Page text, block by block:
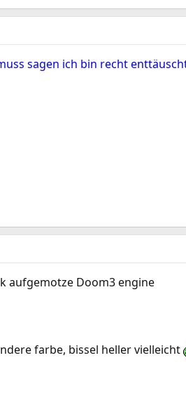
sagen ich bin recht
aufgemotze Doom3 engine
farbe, bissel heller vielleicht